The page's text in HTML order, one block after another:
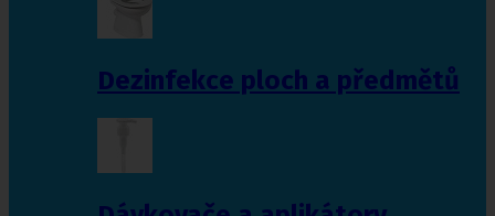
Dezinfekce ploch a předmětů